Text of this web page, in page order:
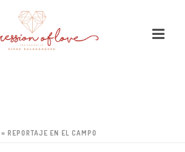
» REPORTAJE EN EL CAMPO